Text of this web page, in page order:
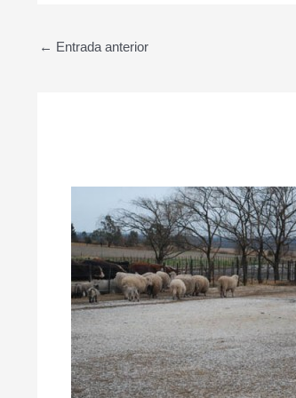
← Entrada anterior